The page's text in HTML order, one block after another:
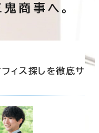
商事へ。
ィス探しを徹底サ